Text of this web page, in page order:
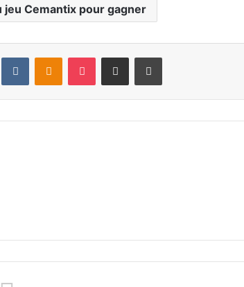
Cemantix pour gagner
VKontakteOdnoklassniki
Pocket Share via Email Print